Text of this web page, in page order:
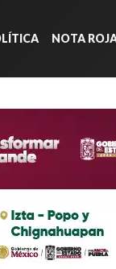
NOTA